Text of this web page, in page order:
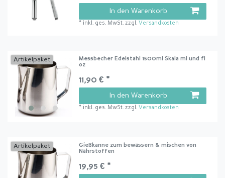
In den Warenkorb
* inkl. ges. MwSt. zzgl. Versandkosten
Artikelpaket
Messbecher Edelstahl 1500ml Skala ml und fl
oz
11,90 € *
In den Warenkorb
* inkl. ges. MwSt. zzgl. Versandkosten
Artikelpaket
Gießkanne zum bewässern & mischen von
Nährstoffen
19,95 € *